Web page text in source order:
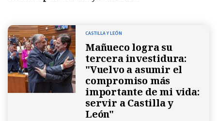
CASTILLA Y LEÓN
Mañueco logra su
tercera investidura:
"Vuelvo a asumir el
compromiso más
importante de mi vida:
servir a Castilla y
León"